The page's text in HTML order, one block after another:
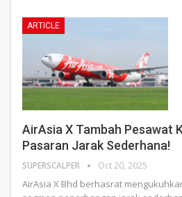
ARTICLE
AirAsia X Tambah Pesawat
Pasaran Jarak Sederhana!
SUPERSCALPER Oct 20, 2025
AirAsia X Bhd berhasrat